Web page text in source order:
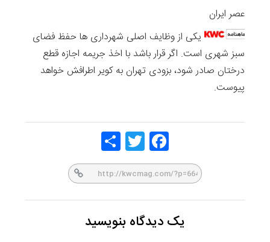
عصر ایران
یکی از وظایف اصلی شهرداری ها حفظ فضای
سبز شهری است. اگر قرار باشد با اخذ جریمه اجازه قطع
درختان صادر شود، بزودی تهران به کویر اطرافش خواهد
پیوست.
Face
book
Twitt
er
یک دیدگاه بنویسید